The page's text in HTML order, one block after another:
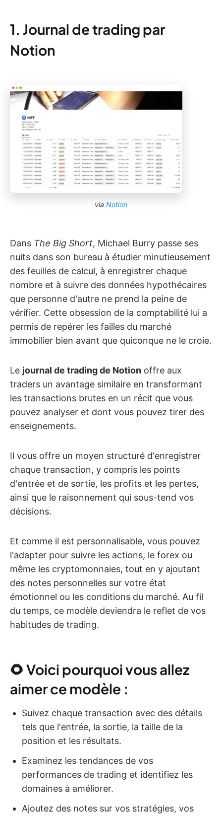
1. Journal de trading par
Notion
via Notion
Dans The Big Short, Michael Burry passe ses
nuits dans son bureau à étudier minutieusement
des feuilles de calcul, à enregistrer chaque
nombre et à suivre des données hypothécaires
que personne d'autre ne prend la peine de
vérifier. Cette obsession de la comptabilité lui a
permis de repérer les failles du marché
immobilier bien avant que quiconque ne le croie.
Le journal de trading de Notion offre aux
traders un avantage similaire en transformant
les transactions brutes en un récit que vous
pouvez analyser et dont vous pouvez tirer des
enseignements.
Il vous offre un moyen structuré d'enregistrer
chaque transaction, y compris les points
d'entrée et de sortie, les profits et les pertes,
ainsi que le raisonnement qui sous-tend vos
décisions.
Et comme il est personnalisable, vous pouvez
l'adapter pour suivre les actions, le forex ou
même les cryptomonnaies, tout en y ajoutant
des notes personnelles sur votre état
émotionnel ou les conditions du marché. Au fil
du temps, ce modèle deviendra le reflet de vos
habitudes de trading.
🌻 Voici pourquoi vous allez
aimer ce modèle :
Suivez chaque transaction avec des détails
tels que l'entrée, la sortie, la taille de la
position et les résultats.
Examinez les tendances de vos
performances de trading et identifiez les
domaines à améliorer.
Ajoutez des notes sur vos stratégies, vos